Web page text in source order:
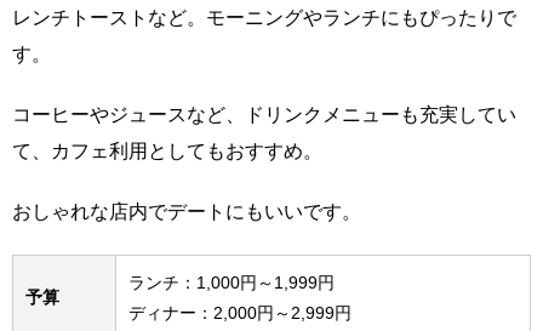
レンチトーストなど。モーニングやランチにもぴったりで
す。
コーヒーやジュースなど、ドリンクメニューも充実してい
て、カフェ利用としてもおすすめ。
おしゃれな店内でデートにもいいです。
予算
ランチ：1,000円～1,999円
ディナー：2,000円～2,999円